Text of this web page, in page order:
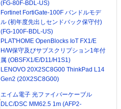
(FG-80F-BDL-US)
Fortinet FortiGate-100F バンドルモデ
ル (初年度先出しセンドバック保守付)
(FG-100F-BDL-US)
PLAT'HOME OpenBlocks IoT FX1/E
H/W保守及びサブスクリプション1年付
属 (OBSFX1/E/D11/H1S1)
LENOVO 20X2SC8G00 ThinkPad L14
Gen2 (20X2SC8G00)
エイム電子 光ファイバーケーブル
DLC/DSC MM62.5 1m (AFP2-